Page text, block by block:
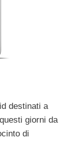
destinati a
giorni da
di